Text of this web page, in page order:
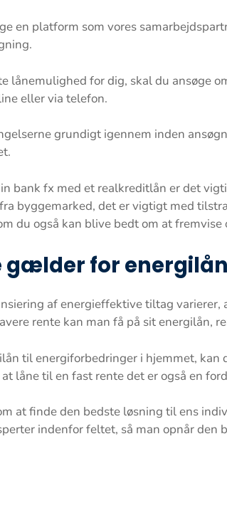
en platform som vores
lånemulighed for dig, skal du ansøge
eller via telefon.
grundigt igennem inden
bank fx med et realkreditlån er det
byggemarked, det er vigtigt med
du også kan blive bedt om at
gælder for
af energieffektive tiltag
rente kan man få på sit energilån,
til energiforbedringer i hjemmet,
låne til en fast rente det er også en
at finde den bedste løsning til ens
indenfor feltet, så man opnår